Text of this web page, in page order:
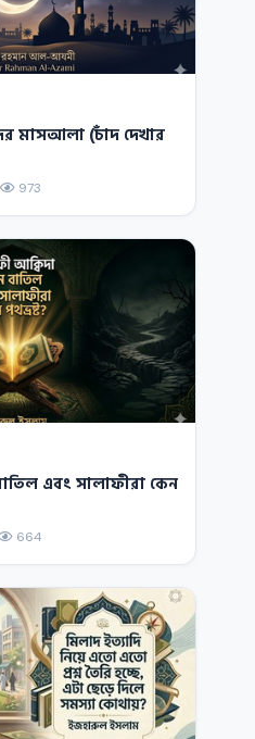
মাসআলা (চাঁদ দেখার
973
এবং সালাফীরা কেন
664